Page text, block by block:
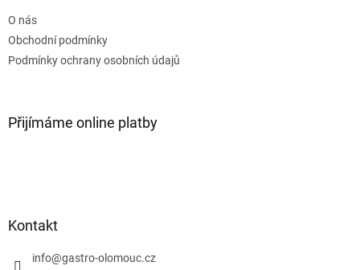
O nás
Obchodní podmínky
Podmínky ochrany osobních údajů
Přijímáme online platby
Kontakt
info@gastro-olomouc.cz